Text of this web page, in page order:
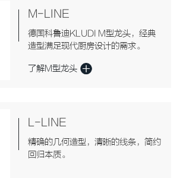
M-LINE
德国科鲁迪KLUDI M型龙头，经典
造型满足现代厨房设计的需求。
了解M型龙头
L-LINE
精确的几何造型，清晰的线条，简约
回归本质。